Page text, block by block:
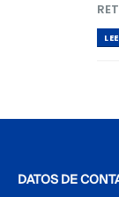
DATOS DE